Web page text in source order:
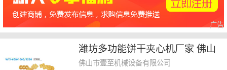
广告
潍坊多功能饼干夹心机厂家 佛山
市壹至机械设备供应
佛山市壹至机械设备有限公司